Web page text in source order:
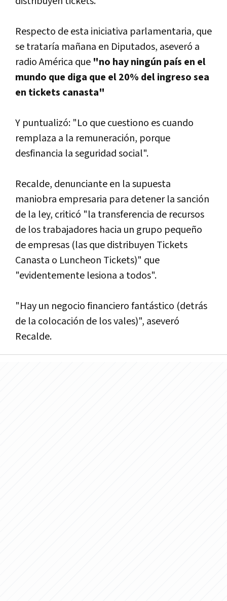
Respecto de esta iniciativa parlamentaria, que
se tratarí­a mañana en Diputados, aseveró a
radio América que "no hay ningún paí­s en el
mundo que diga que el 20% del ingreso sea
en tickets canasta"
Y puntualizó: "Lo que cuestiono es cuando
remplaza a la remuneración, porque
desfinancia la seguridad social".
Recalde, denunciante en la supuesta
maniobra empresaria para detener la sanción
de la ley, criticó "la transferencia de recursos
de los trabajadores hacia un grupo pequeño
de empresas (las que distribuyen Tickets
Canasta o Luncheon Tickets)" que
"evidentemente lesiona a todos".
"Hay un negocio financiero fantástico (detrás
de la colocación de los vales)", aseveró
Recalde.